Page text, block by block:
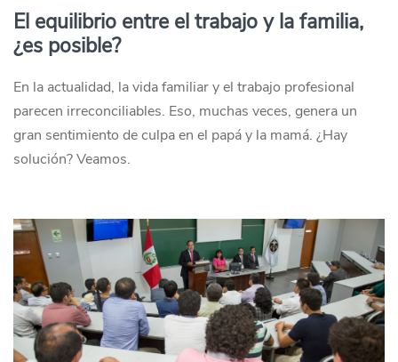
El equilibrio entre el trabajo y la familia,
¿es posible?
En la actualidad, la vida familiar y el trabajo profesional
parecen irreconciliables. Eso, muchas veces, genera un
gran sentimiento de culpa en el papá y la mamá. ¿Hay
solución? Veamos.